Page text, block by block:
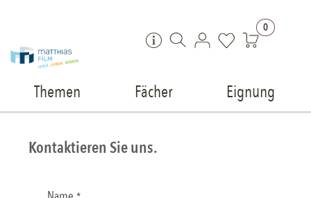
0
Themen Fächer Eignung
Kontaktieren Sie uns.